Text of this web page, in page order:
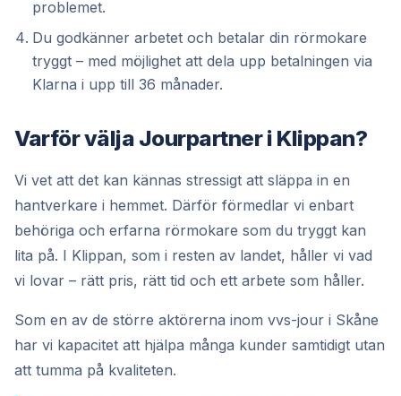
problemet.
Du godkänner arbetet och betalar din rörmokare
tryggt – med möjlighet att dela upp betalningen via
Klarna i upp till 36 månader.
Varför välja Jourpartner i Klippan?
Vi vet att det kan kännas stressigt att släppa in en
hantverkare i hemmet. Därför förmedlar vi enbart
behöriga och erfarna rörmokare som du tryggt kan
lita på. I Klippan, som i resten av landet, håller vi vad
vi lovar – rätt pris, rätt tid och ett arbete som håller.
Som en av de större aktörerna inom vvs-jour i Skåne
har vi kapacitet att hjälpa många kunder samtidigt utan
att tumma på kvaliteten.